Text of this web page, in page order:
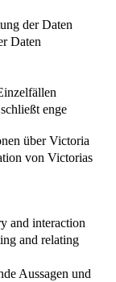
der Daten
Daten
enge
über Victoria
von Victorias
and interaction
and relating